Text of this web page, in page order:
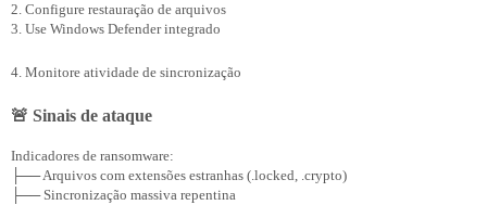
2. Configure restauração de arquivos
3. Use Windows Defender integrado
4. Monitore atividade de sincronização
🚨 Sinais de ataque
Indicadores de ransomware:
├── Arquivos com extensões estranhas (.locked, .crypto)
├── Sincronização massiva repentina